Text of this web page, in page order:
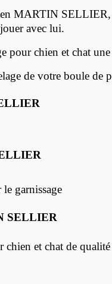
MARTIN SELLIER,
avec lui.
pour chien et chat
de votre boule de
garnissage
SELLIER
et chat de